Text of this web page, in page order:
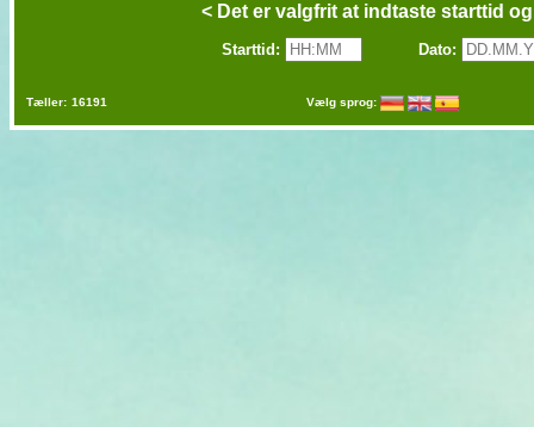
< Det er valgfrit at indtaste starttid
Starttid: Dato:
Tæller: 16191 Vælg sprog: